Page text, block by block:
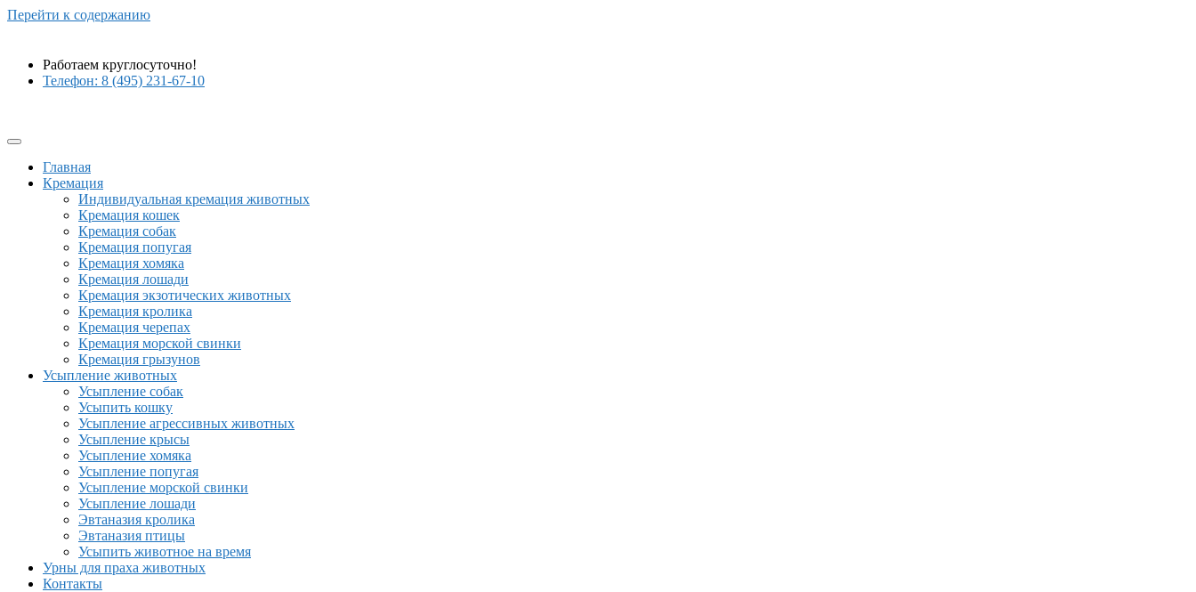
Перейти к содержанию
Работаем круглосуточно!
Телефон: 8 (495) 231-67-10
Главная
Кремация
Индивидуальная кремация животных
Кремация кошек
Кремация собак
Кремация попугая
Кремация хомяка
Кремация лошади
Кремация экзотических животных
Кремация кролика
Кремация черепах
Кремация морской свинки
Кремация грызунов
Усыпление животных
Усыпление собак
Усыпить кошку
Усыпление агрессивных животных
Усыпление крысы
Усыпление хомяка
Усыпление попугая
Усыпление морской свинки
Усыпление лошади
Эвтаназия кролика
Эвтаназия птицы
Усыпить животное на время
Урны для праха животных
Контакты